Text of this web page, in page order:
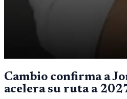
Cambio confirma a
acelera su ruta a